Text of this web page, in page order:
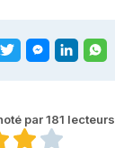
par 181 lecteurs